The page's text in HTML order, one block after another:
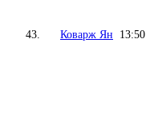
43.
Коварж Ян 13:50